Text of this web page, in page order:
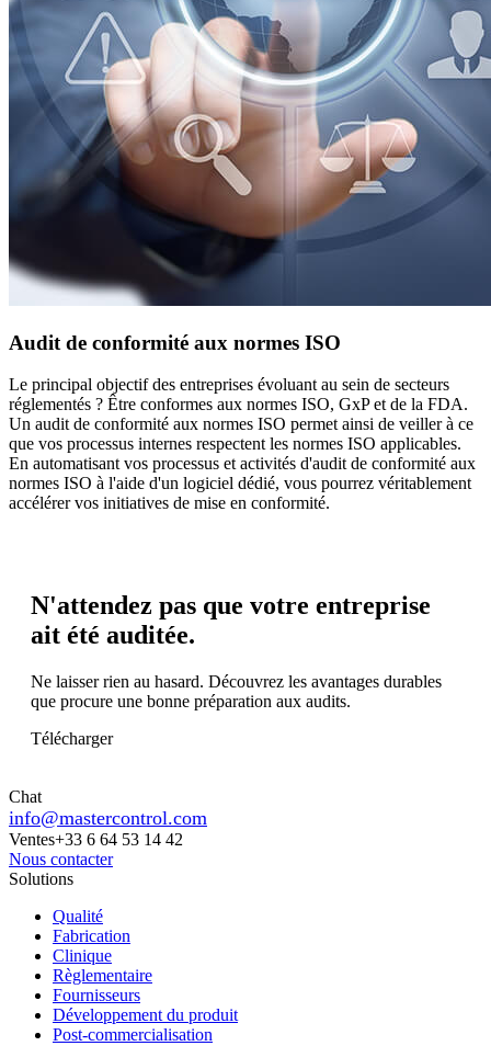
Audit de conformité aux normes ISO
Le principal objectif des entreprises évoluant au sein de secteurs
réglementés ? Être conformes aux normes ISO, GxP et de la FDA.
Un audit de conformité aux normes ISO permet ainsi de veiller à ce
que vos processus internes respectent les normes ISO applicables.
En automatisant vos processus et activités d'audit de conformité aux
normes ISO à l'aide d'un logiciel dédié, vous pourrez véritablement
accélérer vos initiatives de mise en conformité.
N'attendez pas que votre entreprise
ait été auditée.
Ne laisser rien au hasard. Découvrez les avantages durables
que procure une bonne préparation aux audits.
Télécharger
Chat
info@mastercontrol.com
Ventes+33 6 64 53 14 42
Nous contacter
Solutions
Qualité
Fabrication
Clinique
Règlementaire
Fournisseurs
Développement du produit
Post-commercialisation